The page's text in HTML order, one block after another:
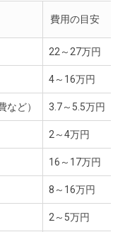
費用の目安
22～27万円
4～16万円
ど） 3.7～5.5万円
2～4万円
16～17万円
8～16万円
2～5万円